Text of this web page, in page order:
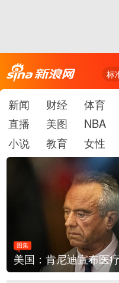
标
新闻 财经 体育
直播
美图 NBA
小说
教育 女性
图集
云